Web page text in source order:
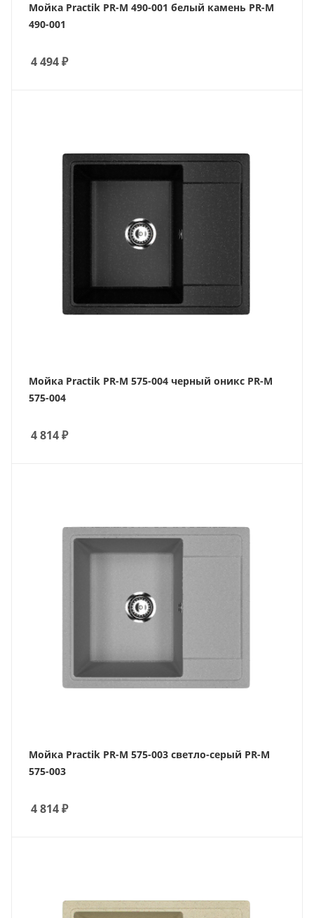
Мойка Practik PR-M 490-001 белый камень PR-M
490-001
4 494₽
Мойка Practik PR-M 575-004 черный оникс PR-M
575-004
4 814₽
Мойка Practik PR-M 575-003 светло-серый PR-M
575-003
4 814₽